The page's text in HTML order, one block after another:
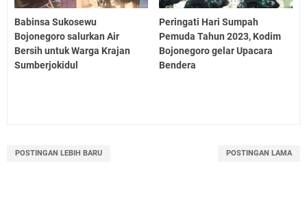
Babinsa Sukosewu
Bojonegoro salurkan Air
Bersih untuk Warga Krajan
Sumberjokidul
Peringati Hari Sumpah
Pemuda Tahun 2023, Kodim
Bojonegoro gelar Upacara
Bendera
POSTINGAN LEBIH BARU POSTINGAN LAMA